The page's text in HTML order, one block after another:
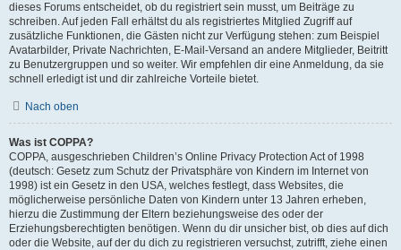
dieses Forums entscheidet, ob du registriert sein musst, um Beiträge zu
schreiben. Auf jeden Fall erhältst du als registriertes Mitglied Zugriff auf
zusätzliche Funktionen, die Gästen nicht zur Verfügung stehen: zum Beispiel
Avatarbilder, Private Nachrichten, E-Mail-Versand an andere Mitglieder, Beitritt
zu Benutzergruppen und so weiter. Wir empfehlen dir eine Anmeldung, da sie
schnell erledigt ist und dir zahlreiche Vorteile bietet.
Nach oben
Was ist COPPA?
COPPA, ausgeschrieben Children’s Online Privacy Protection Act of 1998
(deutsch: Gesetz zum Schutz der Privatsphäre von Kindern im Internet von
1998) ist ein Gesetz in den USA, welches festlegt, dass Websites, die
möglicherweise persönliche Daten von Kindern unter 13 Jahren erheben,
hierzu die Zustimmung der Eltern beziehungsweise des oder der
Erziehungsberechtigten benötigen. Wenn du dir unsicher bist, ob dies auf dich
oder die Website, auf der du dich zu registrieren versuchst, zutrifft, ziehe einen